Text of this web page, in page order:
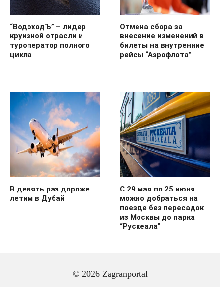
“ВодоходЪ” – лидер
круизной отрасли и
туроператор полного
цикла
Отмена сбора за
внесение изменений в
билеты на внутренние
рейсы “Аэрофлота”
В девять раз дороже
летим в Дубай
С 29 мая по 25 июня
можно добраться на
поезде без пересадок
из Москвы до парка
“Рускеала”
© 2026 Zagranportal